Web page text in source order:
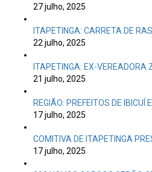
27 julho, 2025
ITAPETINGA: CARRETA DE
22 julho, 2025
ITAPETINGA: EX-VEREADORA
21 julho, 2025
REGIÃO: PREFEITOS DE IBICUÍ E…
17 julho, 2025
COMITIVA DE ITAPETINGA
17 julho, 2025